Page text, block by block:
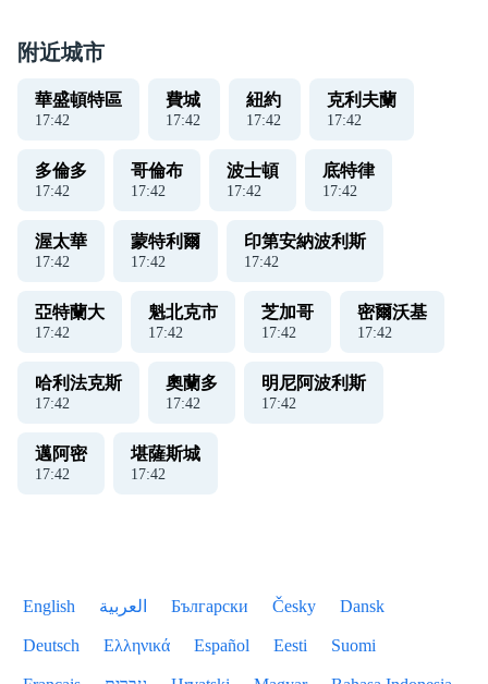
附近城市
華盛頓特區
17:42
費城
17:42
紐約
17:42
克利夫蘭
17:42
多倫多
17:42
哥倫布
17:42
波士頓
17:42
底特律
17:42
渥太華
17:42
蒙特利爾
17:42
印第安納波利斯
17:42
亞特蘭大
17:42
魁北克市
17:42
芝加哥
17:42
密爾沃基
17:42
哈利法克斯
17:42
奧蘭多
17:42
明尼阿波利斯
17:42
邁阿密
17:42
堪薩斯城
17:42
English العربية Български Česky Dansk
Deutsch Ελληνικά Español Eesti Suomi